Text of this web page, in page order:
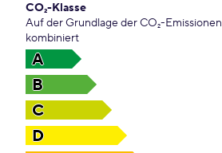
CO₂-Klasse
Auf der Grundlage der CO₂-Emissionen
kombiniert
A
B
C
D